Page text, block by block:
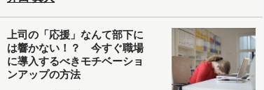
上司の「応援」なんて部下に
は響かない！？ 今すぐ職場
に導入するべきモチベーショ
ンアップの方法